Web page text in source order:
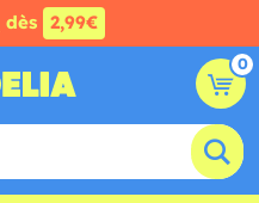
dès 2,99€
0